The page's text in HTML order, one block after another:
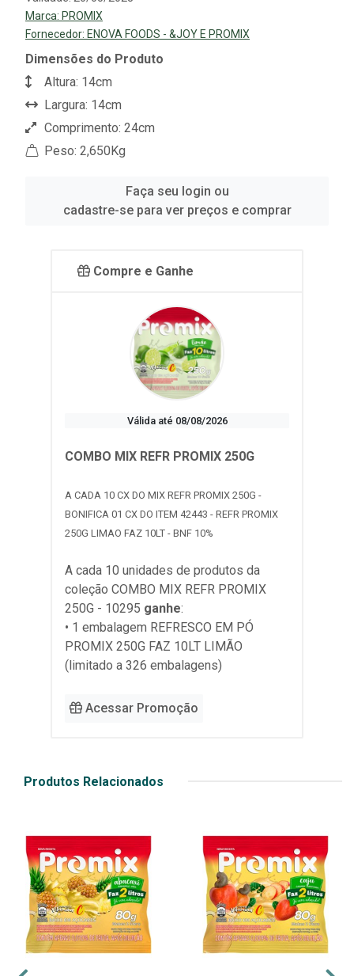
Marca: PROMIX
Fornecedor: ENOVA FOODS - &JOY E PROMIX
Dimensões do Produto
Altura: 14cm
Largura: 14cm
Comprimento: 24cm
Peso: 2,650Kg
Faça seu login ou
cadastre-se para ver preços e comprar
Compre e Ganhe
Válida até 08/08/2026
COMBO MIX REFR PROMIX 250G
A CADA 10 CX DO MIX REFR PROMIX 250G -
BONIFICA 01 CX DO ITEM 42443 - REFR PROMIX
250G LIMAO FAZ 10LT - BNF 10%
A cada 10 unidades de produtos da
coleção COMBO MIX REFR PROMIX
250G - 10295 ganhe:
• 1 embalagem REFRESCO EM PÓ
PROMIX 250G FAZ 10LT LIMÃO
(limitado a 326 embalagens)
Acessar Promoção
Produtos Relacionados